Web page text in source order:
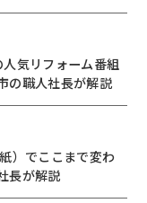
気リフォーム番組
の職人社長が解説
）でここまで変わ
長が解説